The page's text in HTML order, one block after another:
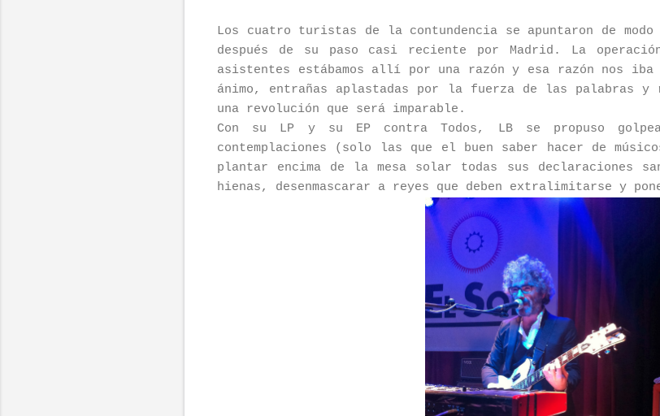
Los cuatro turistas de la contundencia se apuntaron de
después de su paso casi reciente por Madrid. La
asistentes estábamos allí por una razón y esa razón nos iba
ánimo, entrañas aplastadas por la fuerza de las palabras y
una revolución que será imparable.
Con su LP y su EP contra Todos, LB se propuso
contemplaciones (solo las que el buen saber hacer de
plantar encima de la mesa solar todas sus declaraciones
hienas, desenmascarar a reyes que deben extralimitarse y